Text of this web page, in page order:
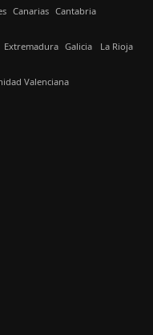
Canarias Cantabria
Extremadura Galicia La Rioja
Valenciana